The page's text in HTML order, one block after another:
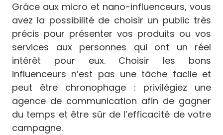
Grâce aux micro et nano-influenceurs, vous
avez la possibilité de choisir un public très
précis pour présenter vos produits ou vos
services aux personnes qui ont un réel
intérêt pour eux. Choisir les bons
influenceurs n’est pas une tâche facile et
peut être chronophage : privilégiez une
agence de communication afin de gagner
du temps et être sûr de l’efficacité de votre
campagne.